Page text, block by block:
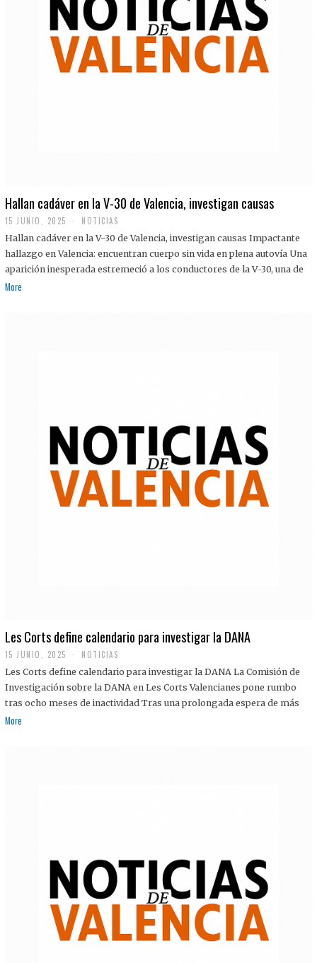
Hallan cadáver en la V-30 de Valencia, investigan causas
15 JUNIO, 2025 NOTICIAS
Hallan cadáver en la V-30 de Valencia, investigan causas Impactante
hallazgo en Valencia: encuentran cuerpo sin vida en plena autovía Una
aparición inesperada estremeció a los conductores de la V-30, una de
More
Les Corts define calendario para investigar la DANA
15 JUNIO, 2025 NOTICIAS
Les Corts define calendario para investigar la DANA La Comisión de
Investigación sobre la DANA en Les Corts Valencianes pone rumbo
tras ocho meses de inactividad Tras una prolongada espera de más
More